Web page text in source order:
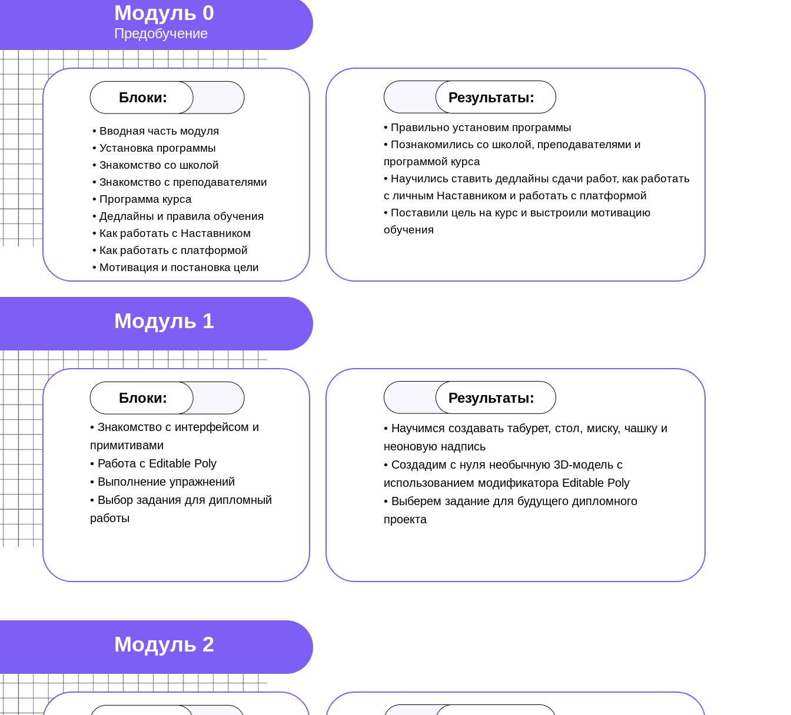
Модуль 0
Предобучение
Блоки:
• Вводная часть модуля
• Установка программы
• Знакомство со школой
• Знакомство с преподавателями
• Программа курса
• Дедлайны и правила обучения
• Как работать с Наставником
• Как работать с платформой
• Мотивация и постановка цели
• Правильно установим программы
• Познакомились со школой, преподавателями и
программой курса
• Научились ставить дедлайны сдачи работ, как работать
с личным Наставником и работать с платформой
• Поставили цель на курс и выстроили мотивацию
обучения
Результаты:
Модуль 1
Блоки:
• Знакомство с интерфейсом и
примитивами
• Работа с Editable Poly
• Выполнение упражнений
• Выбор задания для дипломный
работы
• Научимся создавать табурет, стол, миску, чашку и
неоновую надпись
• Создадим с нуля необычную 3D-модель с
использованием модификатора Editable Poly
• Выберем задание для будущего дипломного
проекта
Результаты:
Модуль 2